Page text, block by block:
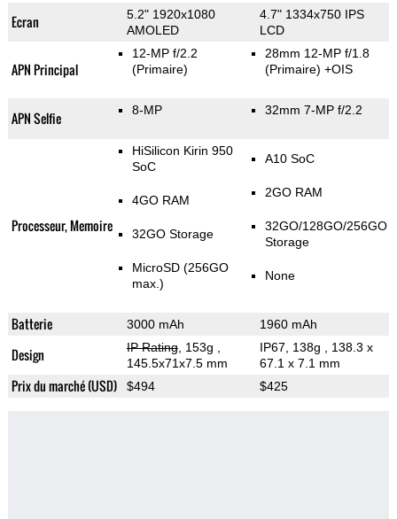
Ecran
5.2" 1920x1080
AMOLED
4.7" 1334x750 IPS
LCD
APN Principal
12-MP f/2.2
(Primaire)
28mm 12-MP f/1.8
(Primaire) +OIS
APN Selfie 8-MP 32mm 7-MP f/2.2
Processeur, Memoire
HiSilicon Kirin 950
SoC
4GO RAM
32GO Storage
MicroSD (256GO
max.)
A10 SoC
2GO RAM
32GO/128GO/256GO
Storage
None
Batterie 3000 mAh 1960 mAh
Design IP Rating, 153g
145.5x71x7.5 mm
IP67, 138g
, 138.3 x
67.1 x 7.1 mm
Prix du marché (USD) $494 $425